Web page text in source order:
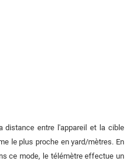
distance entre l'appareil et la cible
le plus proche en yard/mètres. En
ce mode, le télémètre effectue un